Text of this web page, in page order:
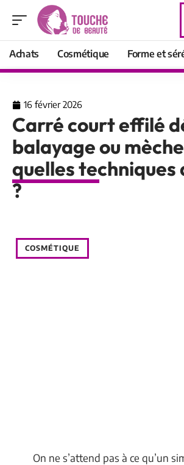
Achats Cosmétique Forme et
16 février 2026
Carré court effilé
balayage ou
quelles techniques
?
COSMÉTIQUE
On ne s’attend pas à ce qu’un